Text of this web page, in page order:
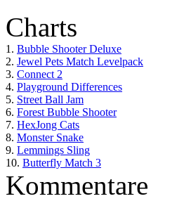
Charts
1. Bubble Shooter Deluxe
2. Jewel Pets Match Levelpack
3. Connect 2
4. Playground Differences
5. Street Ball Jam
6. Forest Bubble Shooter
7. HexJong Cats
8. Monster Snake
9. Lemmings Sling
10. Butterfly Match 3
Kommentare